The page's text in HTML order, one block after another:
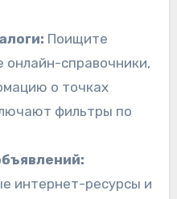
Поищите
онлайн-справочники,
о точках
фильтры по
интернет-ресурсы и